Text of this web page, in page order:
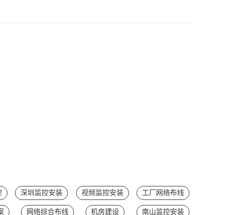
深圳监控安装 视频监控安装 工厂网络布线
网络综合布线 机房建设 南山监控安装